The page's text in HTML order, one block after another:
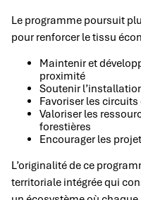
Le programme poursuit
pour renforcer le tissu
Maintenir et
proximité
Soutenir
Favoriser les
Valoriser les
forestières
Encourager les
L’originalité de ce
territoriale intégrée qui